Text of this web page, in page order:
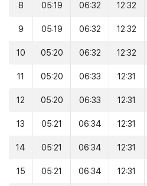
8 05:19 06:32 12:32
9 05:19 06:32 12:32
10 05:20 06:32 12:32
11 05:20 06:33 12:31
12 05:20 06:33 12:31
13 05:21 06:34 12:31
14 05:21 06:34 12:31
15 05:21 06:34 12:31